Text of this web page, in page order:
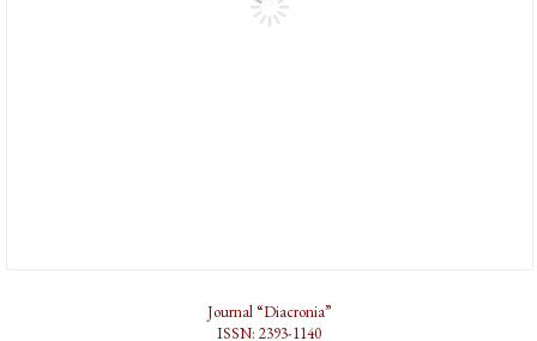
Journal “Diacronia”
ISSN: 2393-1140